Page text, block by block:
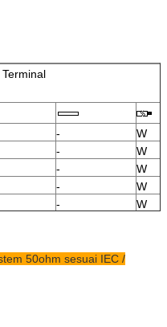
-
W
-
W
-
W
-
W
-
W
50ohm sesuai IEC /